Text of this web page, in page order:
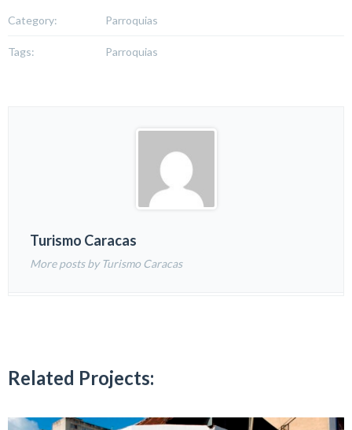
Category: Parroquias
Tags: Parroquias
Turismo Caracas
More posts by Turismo Caracas
Related Projects: